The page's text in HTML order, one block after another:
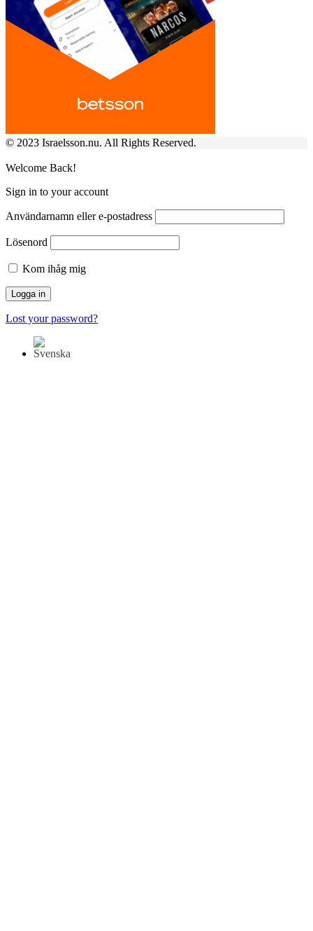
© 2023 Israelsson.nu. All Rights Reserved.
Welcome Back!
Sign in to your account
Användarnamn eller e-postadress
Lösenord
Kom ihåg mig
Lost your password?